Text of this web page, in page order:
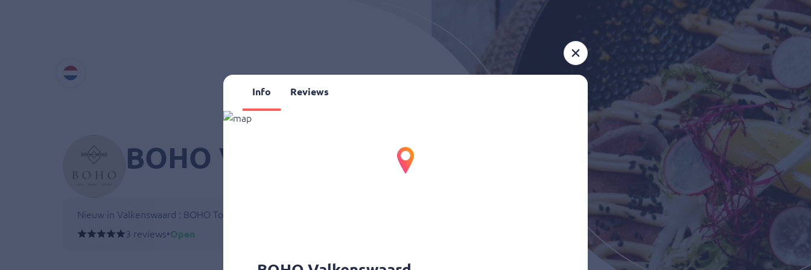
BOHO Valkenswaard
Nieuw in Valkenswaard : BOHO To Go.
Voortaan ook afhalen voor thuis of op kantoor bij Boho.
3 reviews•Open
Info Reviews